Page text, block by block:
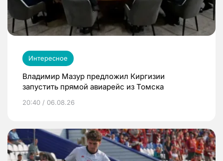
Интересное
Владимир Мазур предложил Киргизии
запустить прямой авиарейс из Томска
20:40 / 06.08.26